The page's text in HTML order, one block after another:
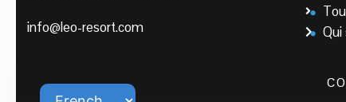
info@leo-resort.com